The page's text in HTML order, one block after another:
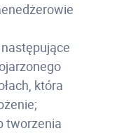
która
tworzenia